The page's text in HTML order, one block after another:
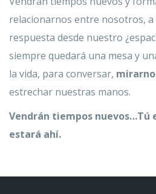
relacionarnos entre nosotros,
respuesta desde nuestro
siempre quedará una mesa y
la vida, para conversar,
estrechar nuestras manos.
Vendrán tiempos nuevos…Tú
estará ahí.